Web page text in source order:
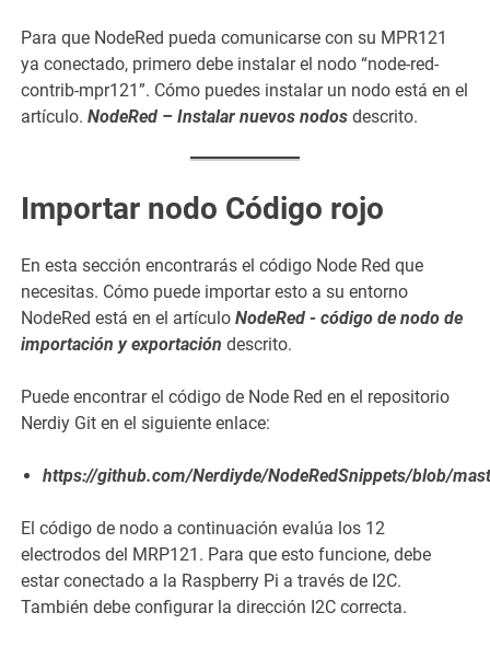
Para que NodeRed pueda comunicarse con su MPR121
ya conectado, primero debe instalar el nodo “node-red-
contrib-mpr121”. Cómo puedes instalar un nodo está en el
artículo.NodeRed – Instalar nuevos nodos descrito.
Importar nodo Código rojo
En esta sección encontrarás el código Node Red que
necesitas. Cómo puede importar esto a su entorno
NodeRed está en el artículoNodeRed - código de nodo de
importación y exportación descrito.
Puede encontrar el código de Node Red en el repositorio
Nerdiy Git en el siguiente enlace:
https://github.com/Nerdiyde/NodeRedSnippets/blob/
El código de nodo a continuación evalúa los 12
electrodos del MRP121. Para que esto funcione, debe
estar conectado a la Raspberry Pi a través de I2C.
También debe configurar la dirección I2C correcta.